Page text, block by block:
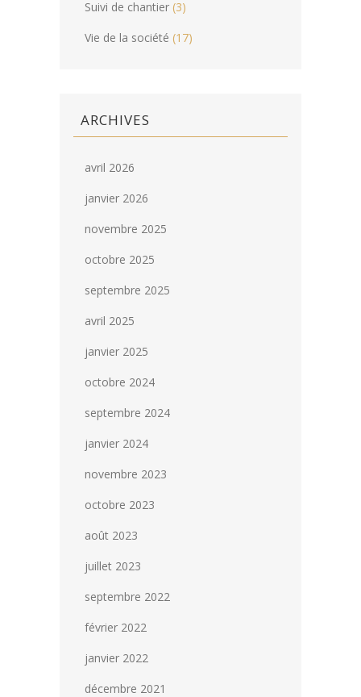
Suivi de chantier (3)
Vie de la société (17)
ARCHIVES
avril 2026
janvier 2026
novembre 2025
octobre 2025
septembre 2025
avril 2025
janvier 2025
octobre 2024
septembre 2024
janvier 2024
novembre 2023
octobre 2023
août 2023
juillet 2023
septembre 2022
février 2022
janvier 2022
décembre 2021